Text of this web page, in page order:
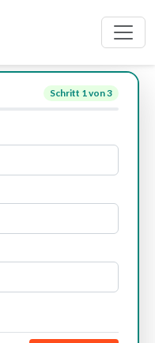
Schritt 1von 3